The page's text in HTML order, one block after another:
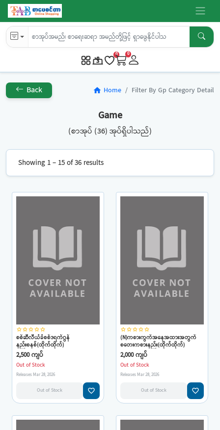
0 0
Back home Home Filter By Gp Category Detail
Game
(စာအုပ် (36) အုပ်ရှိပါသည်)
Showing 1 – 15 of 36 results
star_borderstar_borderstar_borderstar_borderstar_border
စစ်ဆီလီယံခံစစ်ဒရက်ဂွန်
နည်းစနစ်(ထိုက်ထိုက်)
2,500 ကျပ်
Out of Stock
Releases Mar 28, 2026
Out of Stock favorite_border
star_borderstar_borderstar_borderstar_borderstar_border
(N)ကစားကွက်အနေအထားအတွက်
စတေးကစားနည်း(ထိုက်ထိုက်)
2,000 ကျပ်
Out of Stock
Releases Mar 28, 2026
Out of Stock favorite_border